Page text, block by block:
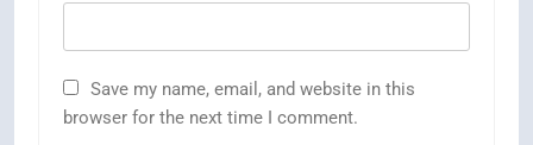
Save my name, email, and website in this
browser for the next time I comment.